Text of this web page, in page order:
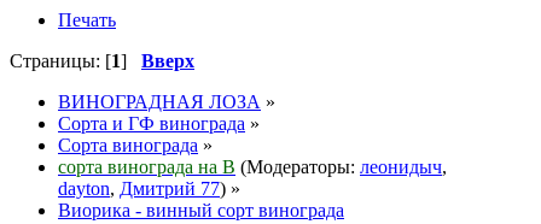
Печать
Страницы: [1] Вверх
ВИНОГРАДНАЯ ЛОЗА »
Сорта и ГФ винограда »
Сорта винограда »
сорта винограда на В (Модераторы: леонидыч,
dayton, Дмитрий 77) »
Виорика - винный сорт винограда